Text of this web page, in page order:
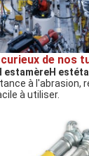
de nos
estamèreH est
à l'abrasion,
à utiliser.